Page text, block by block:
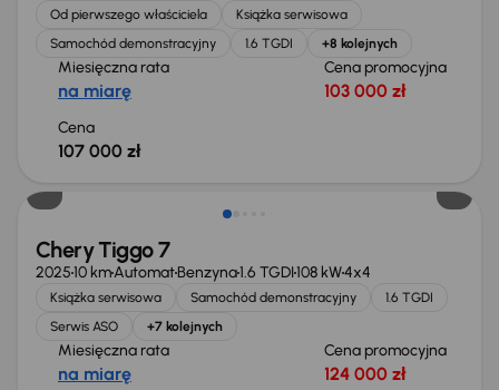
Od pierwszego właściciela
Książka serwisowa
Samochód demonstracyjny
1.6 TGDI +8 kolejnych
Miesięczna rata
na miarę
Cena promocyjna
103 000 zł
Cena
107 000 zł
Chery Tiggo 7
202510 kmAutomatBenzyna1.6 TGDI108 kW4x4
Książka serwisowa Samochód demonstracyjny
1.6 TGDI
Serwis ASO
+7 kolejnych
Miesięczna rata
na miarę
Cena promocyjna
124 000 zł